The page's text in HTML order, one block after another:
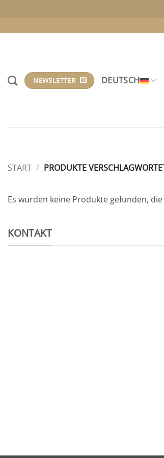
Inhalt
NEWSLETTER DEUTSCH
START / PRODUKTE
Es wurden keine Produkte gefunden,
KONTAKT